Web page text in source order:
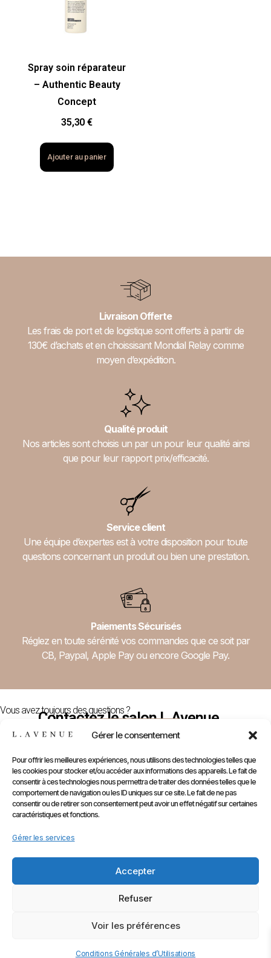
Gérer le consentement
Pour offrir les meilleures expériences, nous utilisons des technologies telles que
les cookies pour stocker et/ou accéder aux informations des appareils. Le fait de
consentir à ces technologies nous permettra de traiter des données telles que le
comportement de navigation ou les ID uniques sur ce site. Le fait de ne pas
consentir ou de retirer son consentement peut avoir un effet négatif sur certaines
caractéristiques et fonctions.
Gérer les services
Accepter
Refuser
Voir les préférences
Conditions Générales d’Utilisations
Spray soin réparateur
– Authentic Beauty
Concept
35,30 €
Ajouter au panier
Livraison Offerte
Les frais de port et de logistique sont offerts à partir de
130€ d’achats et en choissisant Mondial Relay comme
moyen d’expédition.
Qualité produit
Nos articles sont choisis un par un pour leur qualité ainsi
que pour leur rapport prix/efficacité.
Service client
Une équipe d’expertes est à votre disposition pour toute
questions concernant un produit ou bien une prestation.
Paiements Sécurisés
Réglez en toute sérénité vos commandes que ce soit par
CB, Paypal, Apple Pay ou encore Google Pay.
Vous avez toujours des questions ?
Contactez le salon L.Avenue
Nous Contacter
E-
Shop
Gammes
Marques
Compte
Infos
Prendre
RDV
CGV